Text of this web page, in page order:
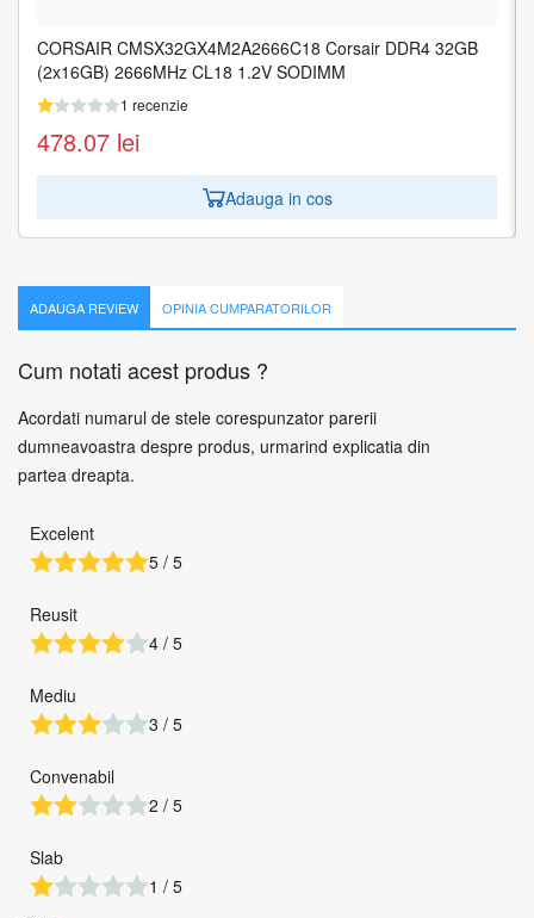
CORSAIR CMSX32GX4M2A2666C18 Corsair DDR4 32GB
(2x16GB) 2666MHz CL18 1.2V SODIMM
1 recenzie
478.07 lei
Adauga in cos
MEMORY DIMM 16GB PC25600 DDR4/KVR32N22S8/16
KINGSTON
1 recenzie
201.00 lei
Adauga in cos
ADAUGA REVIEW OPINIA CUMPARATORILOR
Cum notati acest produs ?
Acordati numarul de stele corespunzator parerii
dumneavoastra despre produs, urmarind explicatia din
partea dreapta.
Excelent
5 / 5
Reusit
4 / 5
Mediu
3 / 5
Convenabil
2 / 5
Slab
1 / 5